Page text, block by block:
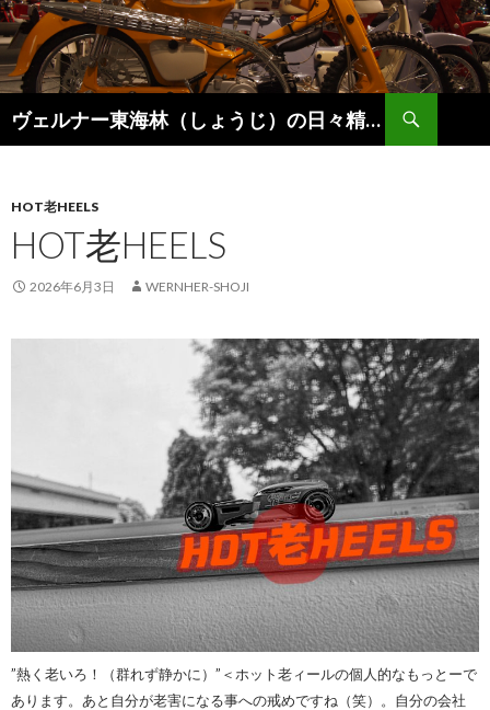
ヴェルナー東海林（しょうじ）の日々精進。
索
ン
ツ
ス
HOT老HEELS
HOT老HEELS
2026年6月3日 WERNHER-SHOJI
”熱く老いろ！（群れず静かに）”＜ホット老ィールの個人的なもっとーで
あります。あと自分が老害になる事への戒めですね（笑）。自分の会社